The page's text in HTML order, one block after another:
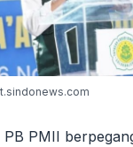
PB PMII